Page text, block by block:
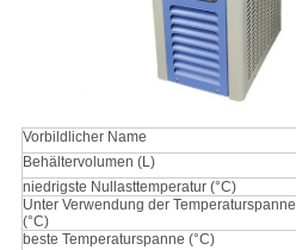
Vorbildlicher Name
Behältervolumen (L)
niedrigste Nullasttemperatur (°C)
Unter Verwendung der Temperaturspanne
(°C)
beste Temperaturspanne (°C)